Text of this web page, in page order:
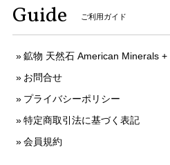
Guide ご利用ガイド
鉱物 天然石 American Minerals
お問合せ
プライバシーポリシー
特定商取引法に基づく表記
会員規約